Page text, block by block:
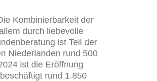
Kombinierbarkeit der
durch liebevolle
ist Teil der
Niederlanden rund 500
ist die Eröffnung
rund 1.850